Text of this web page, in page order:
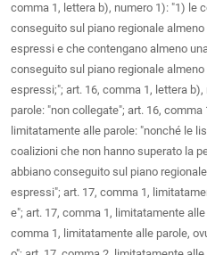
comma 1, lettera b), numero 1): "1) le
conseguito sul piano regionale
espressi e che contengano almeno
conseguito sul piano regionale
espressi;"; art. 16, comma 1, lettera
parole: "non collegate"; art. 16,
limitatamente alle parole: "nonché le
coalizioni che non hanno superato la
abbiano conseguito sul piano
espressi"; art. 17, comma 1,
e"; art. 17, comma 1, limitatamente
comma 1, limitatamente alle parole,